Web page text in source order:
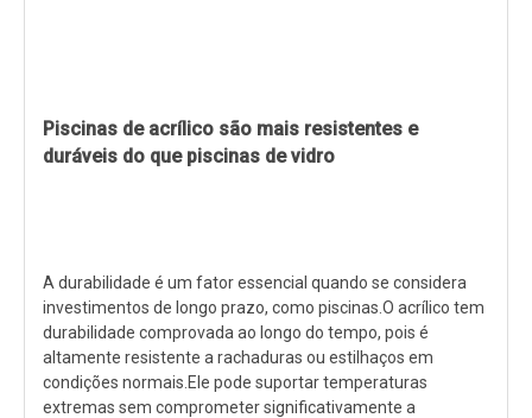
Piscinas de acrílico são mais resistentes e
duráveis ​​do que piscinas de vidro
A durabilidade é um fator essencial quando se considera
investimentos de longo prazo, como piscinas.O acrílico tem
durabilidade comprovada ao longo do tempo, pois é
altamente resistente a rachaduras ou estilhaços em
condições normais.Ele pode suportar temperaturas
extremas sem comprometer significativamente a